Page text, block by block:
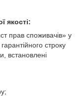
якості:
прав споживачів» у
строку
встановлені